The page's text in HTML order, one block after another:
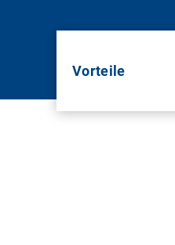
Vorteile